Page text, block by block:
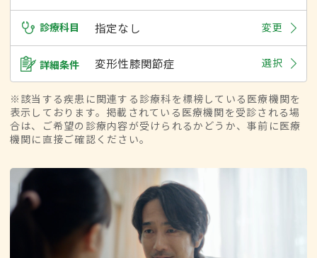
診療科目 指定なし 変更
詳細条件 変形性膝関節症 選択
※該当する疾患に関連する診療科を標榜している医療機関を
表示しております。掲載されている医療機関を受診される場
合は、ご希望の診療内容が受けられるかどうか、事前に医療
機関に直接ご確認ください。